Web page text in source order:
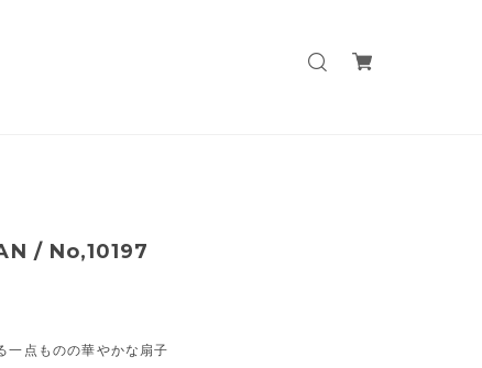
/ No,10197
一点ものの華やかな扇子